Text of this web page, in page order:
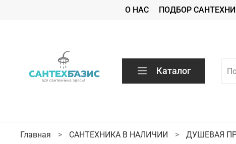
О НАС ПОДБОР
Каталог
Главная САНТЕХНИКА В НАЛИЧИИ ДУШЕВАЯ